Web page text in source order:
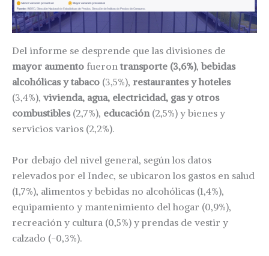
Del informe se desprende que las divisiones de
mayor aumento fueron transporte (3,6%),bebidas
alcohólicas y tabaco (3,5%), restaurantes y hoteles
(3,4%), vivienda, agua, electricidad, gas y otros
combustibles(2,7%), educación(2,5%) y bienes y
servicios varios (2,2%).
Por debajo del nivel general, según los datos
relevados por el Indec, se ubicaron los gastos en salud
(1,7%), alimentos y bebidas no alcohólicas (1,4%),
equipamiento y mantenimiento del hogar (0,9%),
recreación y cultura (0,5%) y prendas de vestir y
calzado (-0,3%).